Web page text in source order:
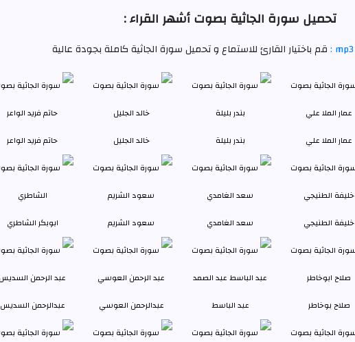
تحميل سورة الجاثية بصوت أشهر القراء :
قم باختيار القارئ للاستماع و تحميل سورة الجاثية كاملة بجودة عالية
عمار الملا علي بندر بليلة خالد الجليل حاتم فريد الواعر
خليفة الطنيجي سعد الغامدي سعود الشريم ابوبكر الشاطري
صلاح بوخاطر عبد الباسط عبدالرحمن العوسي عبدالرحمن السديس